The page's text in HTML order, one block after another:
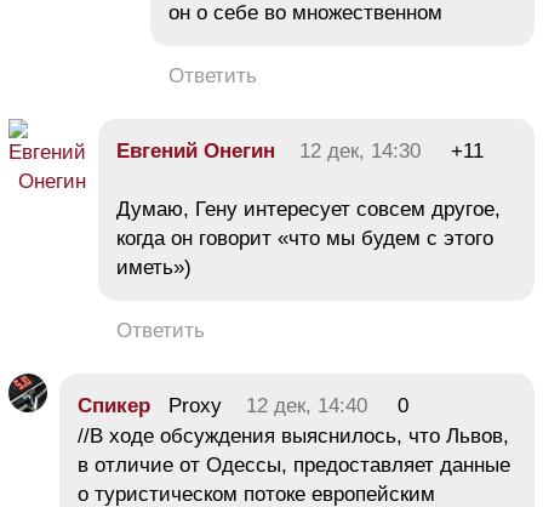
он о себе во множественном
Ответить
Евгений Онегин 12 дек, 14:30 +11
Думаю, Гену интересует совсем другое,
когда он говорит «что мы будем с этого
иметь»)
Ответить
Спикер Proxy 12 дек, 14:40
0
//В ходе обсуждения выяснилось, что Львов,
в отличие от Одессы, предоставляет данные
о туристическом потоке европейским